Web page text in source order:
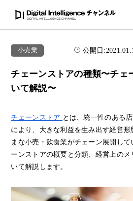
小売業 公開日:
チェーンストアの種類〜チェ
いて解説〜
チェーンストア とは、統一性のある
により、大きな利益を生み出す経営
まな小売・飲食業がチェーン展開し
ーンストアの概要と分類、経営上の
いて解説します。